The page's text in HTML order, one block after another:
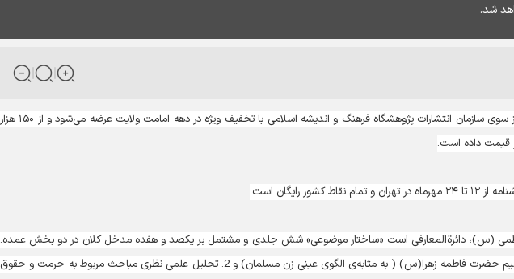
شد.
:دانشنامه فاطمی(س) از سوی سازمان انتشارات پژوهشگاه فرهنگ و اندیشه اسلامی با تخفیف ویژه در دهه امامت ولایت عرضه می‌شود و از ۱۵۰ هزار
رایگان است.
(س)، دائرةالمعارفی است «ساختار موضوعی» شش جلدی و مشتمل بر یکصد و هفده مدخل کلان در دو بخش عمده:
1. تبیین زندگانی، سیره و تعالیم حضرت فاطمه زهرا(س) ( به مثابه‌ی الگوی عینی زن مسلمان) و 2. تحلیل علمی نظری مباحث مربوط به حرمت و حقوق